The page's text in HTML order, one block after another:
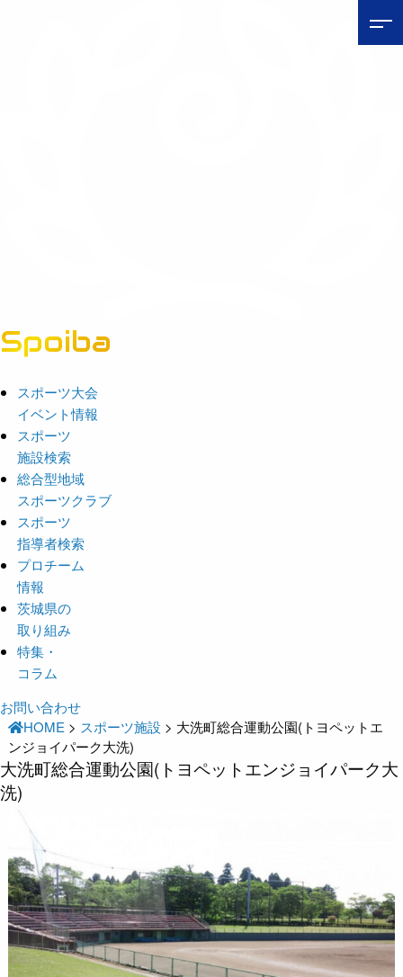
Spoiba
スポーツ大会
イベント情報
スポーツ
施設検索
総合型地域
スポーツクラブ
スポーツ
指導者検索
プロチーム
情報
茨城県の
取り組み
特集・
コラム
お問い合わせ
HOME > スポーツ施設 > 大洗町総合運動公園(トヨペットエ
ンジョイパーク大洗)
大洗町総合運動公園(トヨペットエンジョイパーク大
洗)